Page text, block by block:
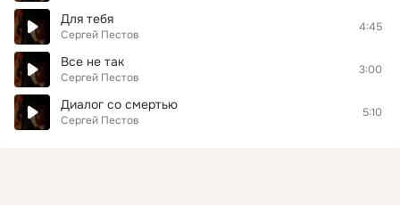
Для тебя
Сергей Пестов
4:45
Все не так
Сергей Пестов
3:00
Диалог со смертью
Сергей Пестов
5:10